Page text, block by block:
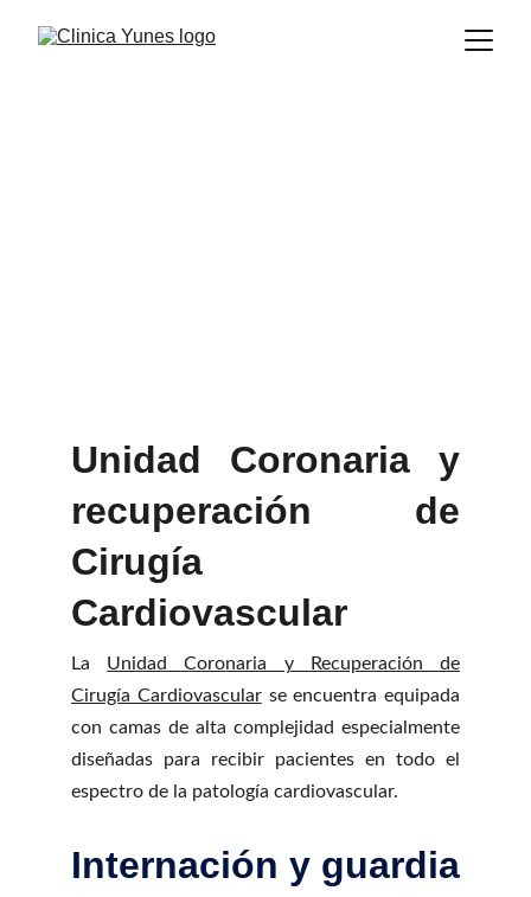
Unidad Coronaria y
recuperación de
Cirugía
Cardiovascular
La Unidad Coronaria y Recuperación de
Cirugía Cardiovascularse encuentra equipada
con camas de alta complejidad especialmente
diseñadas para recibir pacientes en todo el
espectro de la patología cardiovascular.
Internación y guardia